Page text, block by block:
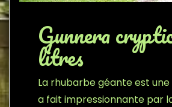
Gunnera
litres
La rhubarbe géante est
a fait impressionnante par